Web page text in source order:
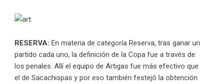
RESERVA: En materia de categoría Reserva, tras ganar un
partido cada uno, la definición de la Copa fue a través de
los penales. Allí el equipo de Artigas fue más efectivo que
el de Sacachispas y por eso también festejó la obtención